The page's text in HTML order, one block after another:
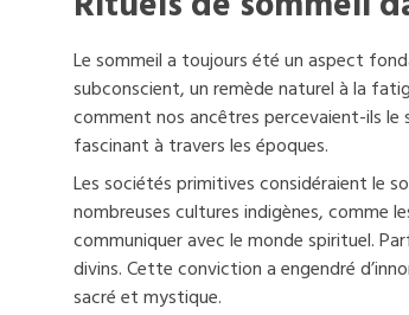
Le sommeil a toujours été un aspect
subconscient, un remède naturel à la
comment nos ancêtres percevaient-ils
fascinant à travers les époques.
Les sociétés primitives considéraient le
nombreuses cultures indigènes, comme
communiquer avec le monde spirituel.
divins. Cette conviction a engendré
sacré et mystique.